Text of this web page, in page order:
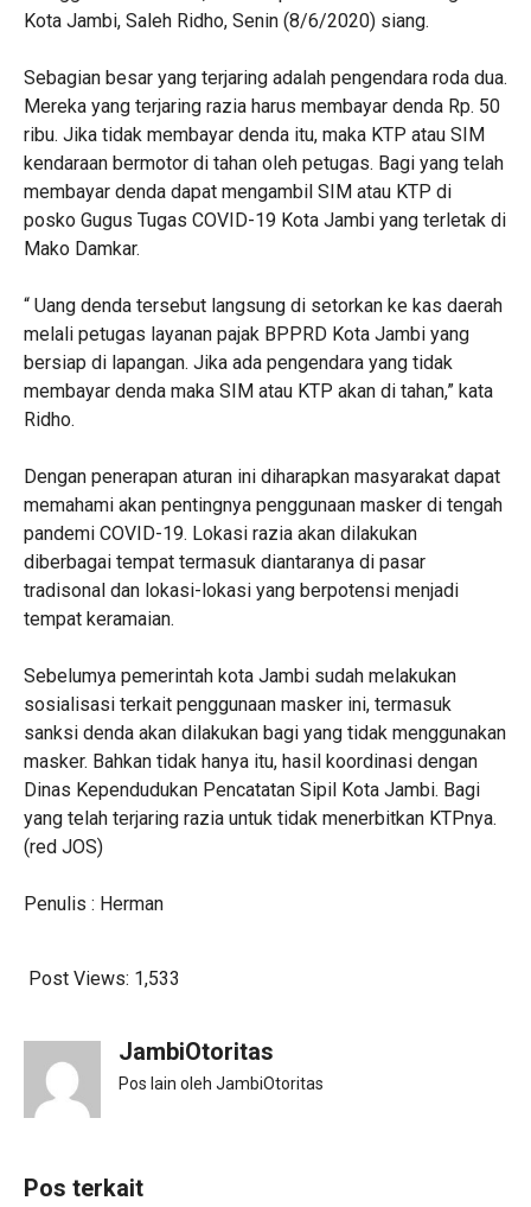
Kota Jambi, Saleh Ridho, Senin (8/6/2020) siang.
Sebagian besar yang terjaring adalah pengendara roda dua.
Mereka yang terjaring razia harus membayar denda Rp. 50
ribu. Jika tidak membayar denda itu, maka KTP atau SIM
kendaraan bermotor di tahan oleh petugas. Bagi yang telah
membayar denda dapat mengambil SIM atau KTP di
posko Gugus Tugas COVID-19 Kota Jambi yang terletak di
Mako Damkar.
“ Uang denda tersebut langsung di setorkan ke kas daerah
melali petugas layanan pajak BPPRD Kota Jambi yang
bersiap di lapangan. Jika ada pengendara yang tidak
membayar denda maka SIM atau KTP akan di tahan,” kata
Ridho.
Dengan penerapan aturan ini diharapkan masyarakat dapat
memahami akan pentingnya penggunaan masker di tengah
pandemi COVID-19. Lokasi razia akan dilakukan
diberbagai tempat termasuk diantaranya di pasar
tradisonal dan lokasi-lokasi yang berpotensi menjadi
tempat keramaian.
Sebelumya pemerintah kota Jambi sudah melakukan
sosialisasi terkait penggunaan masker ini, termasuk
sanksi denda akan dilakukan bagi yang tidak menggunakan
masker. Bahkan tidak hanya itu, hasil koordinasi dengan
Dinas Kependudukan Pencatatan Sipil Kota Jambi. Bagi
yang telah terjaring razia untuk tidak menerbitkan KTPnya.
(red JOS)
Penulis : Herman
Post Views: 1,533
JambiOtoritas
Pos lain oleh JambiOtoritas
Pos terkait